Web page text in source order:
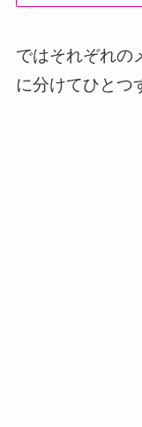
ではそれぞれの
に分けてひとつ